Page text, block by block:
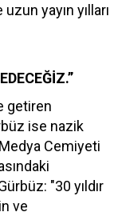
yayın yılları
getiren
ise nazik
Cemiyeti
"30 yıldır
ve